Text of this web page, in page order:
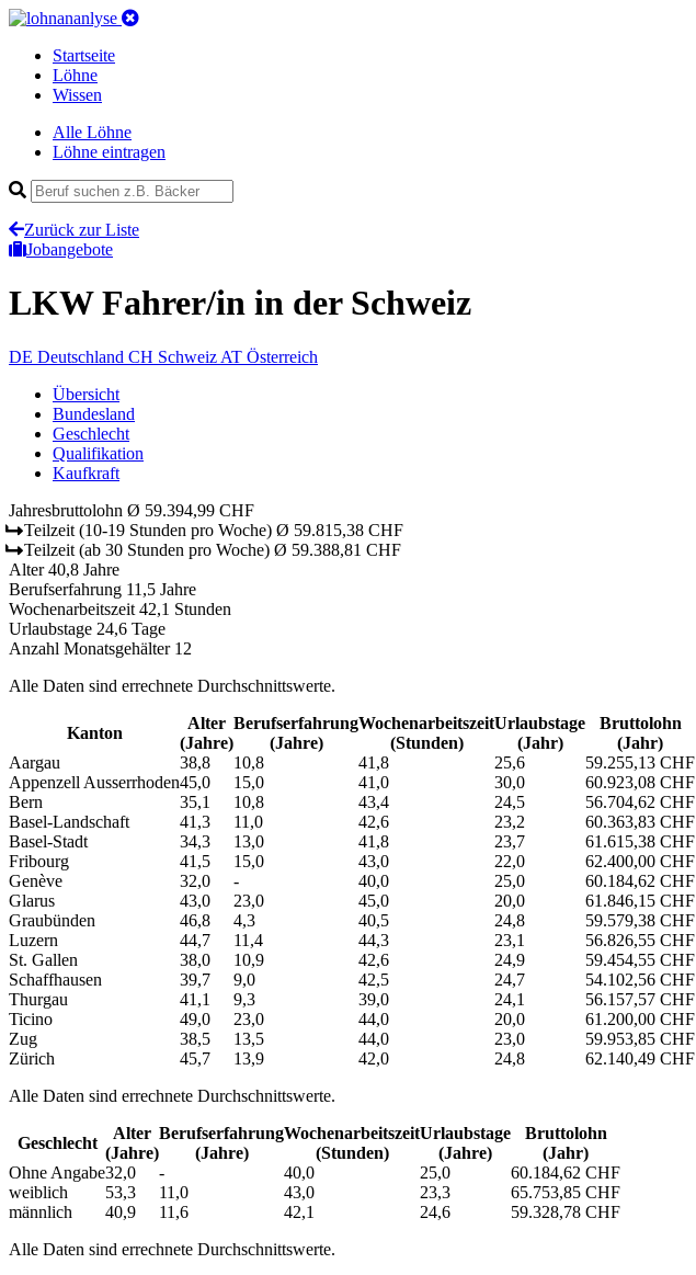
Startseite
Löhne
Wissen
Alle Löhne
Löhne eintragen
Zurück zur Liste
Jobangebote
LKW Fahrer/in in der Schweiz
DE Deutschland CH Schweiz AT Österreich
Übersicht
Bundesland
Geschlecht
Qualifikation
Kaufkraft
Jahresbruttolohn Ø 59.394,99 CHF
Teilzeit (10-19 Stunden pro Woche) Ø 59.815,38 CHF
Teilzeit (ab 30 Stunden pro Woche) Ø 59.388,81 CHF
Alter 40,8 Jahre
Berufserfahrung 11,5 Jahre
Wochenarbeitszeit 42,1 Stunden
Urlaubstage 24,6 Tage
Anzahl Monatsgehälter 12
Alle Daten sind errechnete Durchschnittswerte.
Kanton
Alter
(Jahre)
Berufs­erfahrung
(Jahre)
Wochen­arbeitszeit
(Stunden)
Urlaubs­tage
(Jahr)
Bruttolohn
(Jahr)
Aargau
38,8 10,8 41,8 25,6
59.255,13 CHF
Appenzell Ausserrhoden45,0 15,0 41,0 30,0
60.923,08 CHF
Bern
35,1 10,8 43,4 24,5
56.704,62 CHF
Basel-Landschaft
41,3 11,0 42,6 23,2
60.363,83 CHF
Basel-Stadt
34,3 13,0 41,8 23,7
61.615,38 CHF
Fribourg
41,5 15,0 43,0 22,0
62.400,00 CHF
Genève
32,0 - 40,0 25,0
60.184,62 CHF
Glarus
43,0 23,0 45,0 20,0
61.846,15 CHF
Graubünden
46,8 4,3 40,5 24,8
59.579,38 CHF
Luzern
44,7 11,4 44,3 23,1
56.826,55 CHF
St. Gallen
38,0 10,9 42,6 24,9
59.454,55 CHF
Schaffhausen
39,7 9,0 42,5 24,7
54.102,56 CHF
Thurgau
41,1 9,3 39,0 24,1
56.157,57 CHF
Ticino
49,0 23,0 44,0 20,0
61.200,00 CHF
Zug
38,5 13,5 44,0 23,0
59.953,85 CHF
Zürich
45,7 13,9 42,0 24,8
62.140,49 CHF
Alle Daten sind errechnete Durchschnittswerte.
Geschlecht
Alter
(Jahre)
Berufs­erfahrung
(Jahre)
Wochen­arbeitszeit
(Stunden)
Urlaubs­tage
(Jahre)
Bruttolohn
(Jahr)
Ohne Angabe32,0 - 40,0 25,0
60.184,62 CHF
weiblich
53,3 11,0 43,0 23,3
65.753,85 CHF
männlich
40,9 11,6 42,1 24,6
59.328,78 CHF
Alle Daten sind errechnete Durchschnittswerte.